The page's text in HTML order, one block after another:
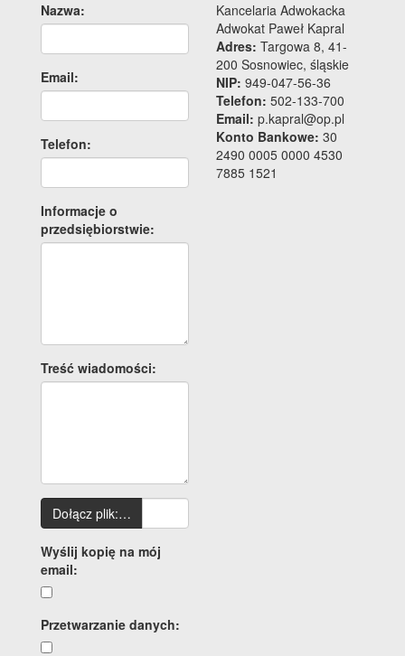
Nazwa:
Email:
Telefon:
Informacje o
przedsiębiorstwie:
Treść wiadomości:
Dołącz plik:…
Wyślij kopię na mój
email:
Przetwarzanie danych:
Kancelaria Adwokacka
Adwokat Paweł Kapral
Adres: Targowa 8, 41-
200 Sosnowiec, śląskie
NIP: 949-047-56-36
Telefon: 502-133-700
Email: p.kapral@op.pl
Konto Bankowe: 30
2490 0005 0000 4530
7885 1521